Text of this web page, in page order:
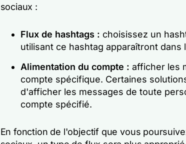
sociaux :
Flux de hashtags : choisissez un
utilisant ce hashtag apparaîtront dans
Alimentation du compte : afficher les
compte spécifique. Certaines
d'afficher les messages de toute
compte spécifié.
En fonction de l'objectif que vous